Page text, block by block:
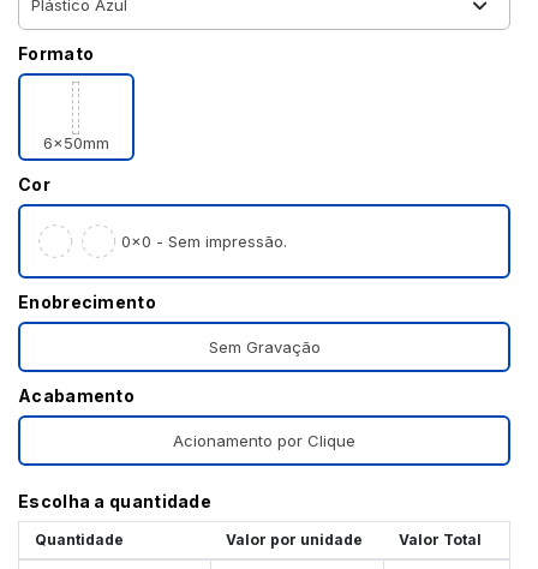
Formato
6x50mm
Cor
0×0 - Sem impressão.
Enobrecimento
Sem Gravação
Acabamento
Acionamento por Clique
Escolha a quantidade
Quantidade Valor por unidade Valor Total